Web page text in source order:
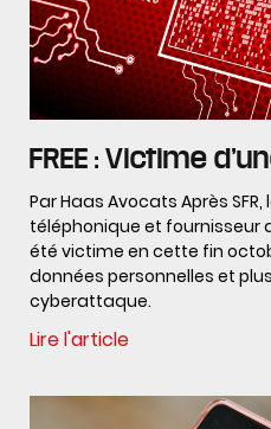
FREE : Victime
Par Haas Avocats Après
téléphonique et fournisseur
été victime en cette fin
données personnelles et
cyberattaque.
Lire l'article